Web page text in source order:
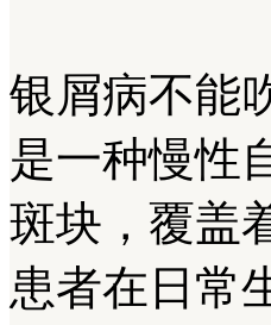
银屑病不能
是一种慢性
斑块，覆盖
患者在日常